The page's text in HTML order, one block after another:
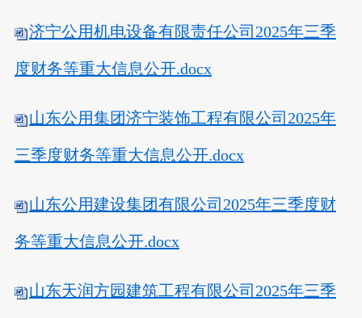
济宁公用机电设备有限责任公司2025年三季
度财务等重大信息公开.docx
山东公用集团济宁装饰工程有限公司2025年
三季度财务等重大信息公开.docx
山东公用建设集团有限公司2025年三季度财
务等重大信息公开.docx
山东天润方园建筑工程有限公司2025年三季